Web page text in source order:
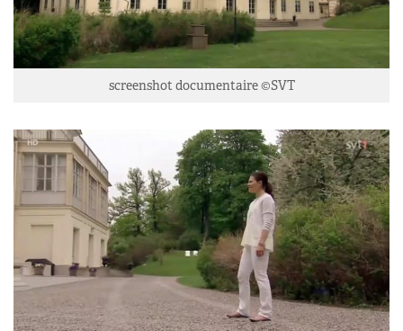
screenshot documentaire ©SVT